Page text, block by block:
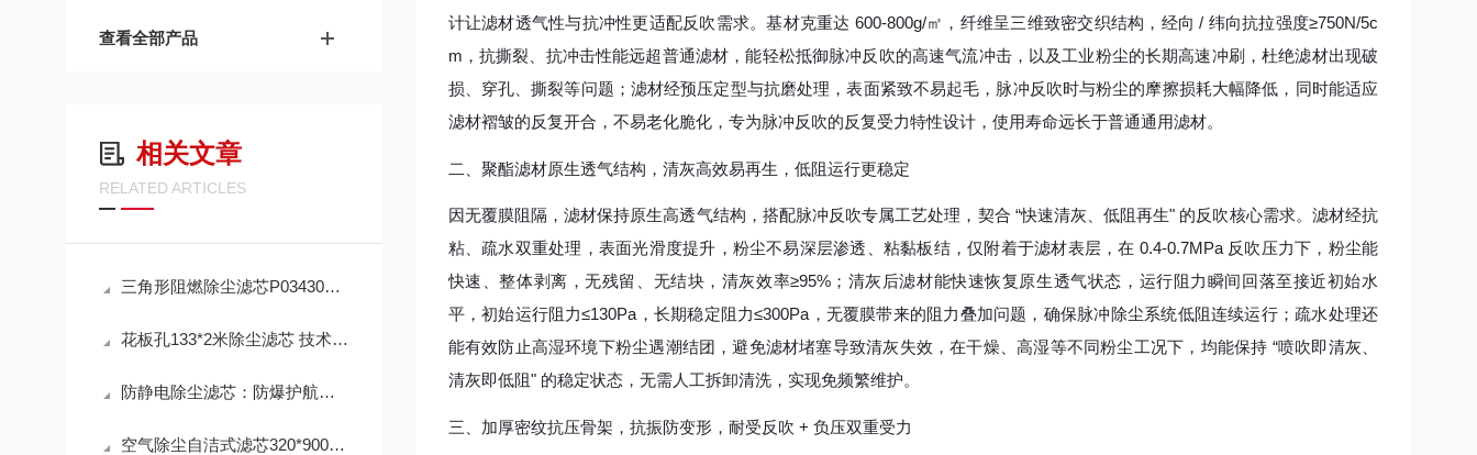
查看全部产品
相关文章
RELATED ARTICLES
三角形阻燃除尘滤芯P034303 工作原理
花板孔133*2米除尘滤芯 技术参数
防静电除尘滤芯：防爆护航，高效除尘，守护高危工况安全
空气除尘自洁式滤芯320*900mm 性能
计让滤材透气性与抗冲性更适配反吹需求。基材克重达 600-800g/㎡，纤维呈三维致密交织结构，经向 / 纬向抗拉强度≥750N/5c
m，抗撕裂、抗冲击性能远超普通滤材，能轻松抵御脉冲反吹的高速气流冲击，以及工业粉尘的长期高速冲刷，杜绝滤材出现破
损、穿孔、撕裂等问题；滤材经预压定型与抗磨处理，表面紧致不易起毛，脉冲反吹时与粉尘的摩擦损耗大幅降低，同时能适应
滤材褶皱的反复开合，不易老化脆化，专为脉冲反吹的反复受力特性设计，使用寿命远长于普通通用滤材。
二、聚酯滤材原生透气结构，清灰高效易再生，低阻运行更稳定
因无覆膜阻隔，滤材保持原生高透气结构，搭配脉冲反吹专属工艺处理，契合 “快速清灰、低阻再生" 的反吹核心需求。滤材经抗
粘、疏水双重处理，表面光滑度提升，粉尘不易深层渗透、粘黏板结，仅附着于滤材表层，在 0.4-0.7MPa 反吹压力下，粉尘能
快速、整体剥离，无残留、无结块，清灰效率≥95%；清灰后滤材能快速恢复原生透气状态，运行阻力瞬间回落至接近初始水
平，初始运行阻力≤130Pa，长期稳定阻力≤300Pa，无覆膜带来的阻力叠加问题，确保脉冲除尘系统低阻连续运行；疏水处理还
能有效防止高湿环境下粉尘遇潮结团，避免滤材堵塞导致清灰失效，在干燥、高湿等不同粉尘工况下，均能保持 “喷吹即清灰、
清灰即低阻" 的稳定状态，无需人工拆卸清洗，实现免频繁维护。
三、加厚密纹抗压骨架，抗振防变形，耐受反吹 + 负压双重受力